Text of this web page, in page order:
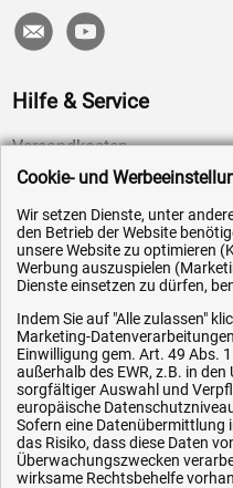
Hilfe & Service
Versandkosten
Zahlungsarten
Service
AGB / Widerrufsrecht
Datenschutz
Impressum
Karriere
OEM-Ersatzteile
Technik-Hilfe
Downloads
Kontakt
Cookie- und
Wir setzen Dienste, unter
den Betrieb der Website
unsere Website zu optimieren
Werbung auszuspielen
Dienste einsetzen zu dürfen,
Indem Sie auf "Alle zulassen"
Marketing-
Einwilligung gem. Art. 49 Abs.
außerhalb des EWR, z.B. in
sorgfältiger Auswahl und
europäische
Sofern eine Datenübermittlung
das Risiko, dass diese Daten
Überwachungszwecken
wirksame Rechtsbehelfe